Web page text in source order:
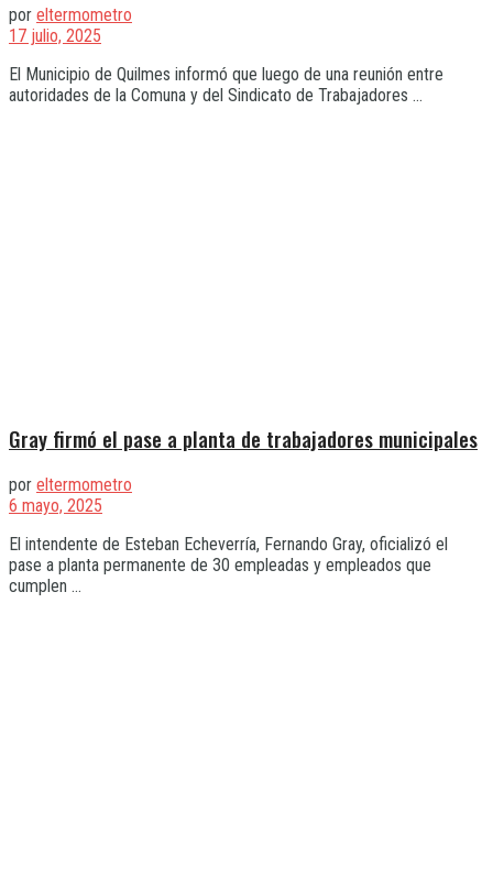
por eltermometro
17 julio, 2025
El Municipio de Quilmes informó que luego de una reunión entre
autoridades de la Comuna y del Sindicato de Trabajadores ...
Gray firmó el pase a planta de trabajadores municipales
por eltermometro
6 mayo, 2025
El intendente de Esteban Echeverría, Fernando Gray, oficializó el
pase a planta permanente de 30 empleadas y empleados que
cumplen ...